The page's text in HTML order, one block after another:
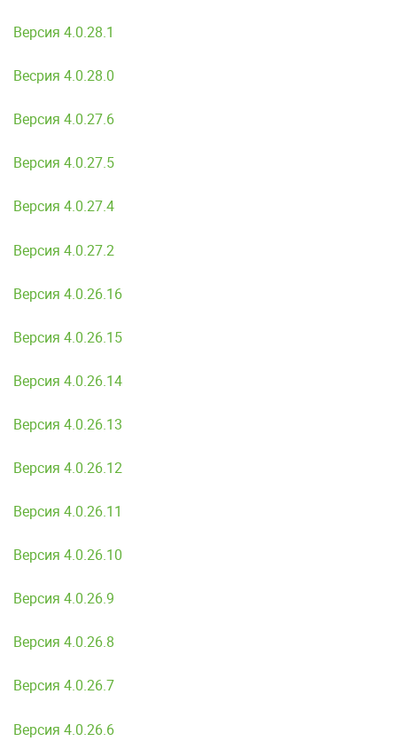
Версия 4.0.28.1
Весрия 4.0.28.0
Версия 4.0.27.6
Версия 4.0.27.5
Версия 4.0.27.4
Версия 4.0.27.2
Версия 4.0.26.16
Версия 4.0.26.15
Версия 4.0.26.14
Версия 4.0.26.13
Версия 4.0.26.12
Версия 4.0.26.11
Версия 4.0.26.10
Версия 4.0.26.9
Версия 4.0.26.8
Версия 4.0.26.7
Версия 4.0.26.6